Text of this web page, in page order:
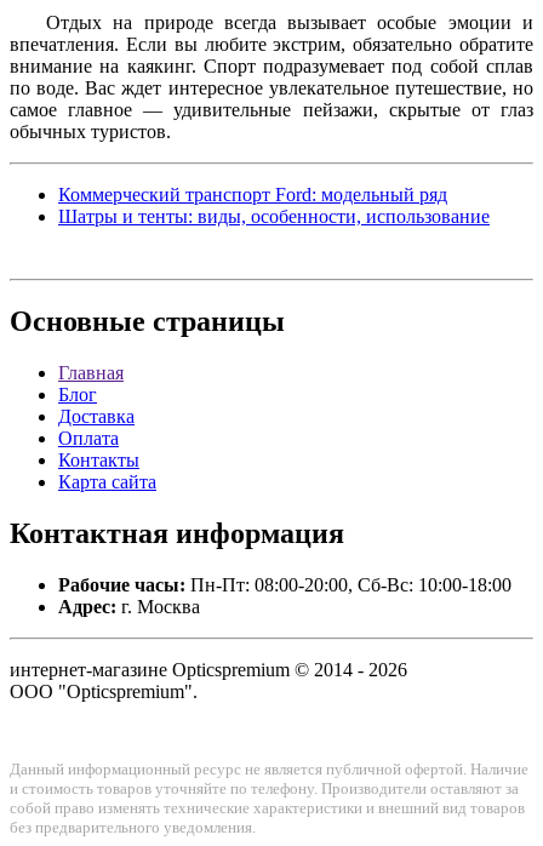
Отдых на природе всегда вызывает особые эмоции и
впечатления. Если вы любите экстрим, обязательно обратите
внимание на каякинг. Спорт подразумевает под собой сплав
по воде. Вас ждет интересное увлекательное путешествие, но
самое главное — удивительные пейзажи, скрытые от глаз
обычных туристов.
Коммерческий транспорт Ford: модельный ряд
Шатры и тенты: виды, особенности, использование
Основные страницы
Главная
Блог
Доставка
Оплата
Контакты
Карта сайта
Контактная информация
Рабочие часы: Пн-Пт: 08:00-20:00, Сб-Вс: 10:00-18:00
Адрес: г. Москва
интернет-магазине Opticspremium © 2014 - 2026
ООО "Opticspremium".
Данный информационный ресурс не является публичной офертой. Наличие
и стоимость товаров уточняйте по телефону. Производители оставляют за
собой право изменять технические характеристики и внешний вид товаров
без предварительного уведомления.